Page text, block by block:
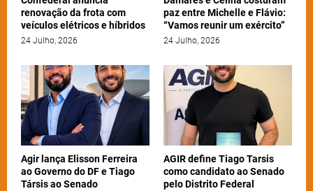
renovação da frota com
veículos elétricos e híbridos
24 Julho, 2026
paz entre Michelle e Flávio:
“Vamos reunir um exército”
24 Julho, 2026
Agir lança Elisson Ferreira
ao Governo do DF e Tiago
Társis ao Senado
AGIR define Tiago Tarsis
como candidato ao Senado
pelo Distrito Federal